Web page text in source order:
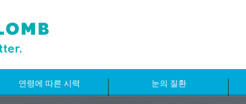
연령에 따른 시력 눈의 질환